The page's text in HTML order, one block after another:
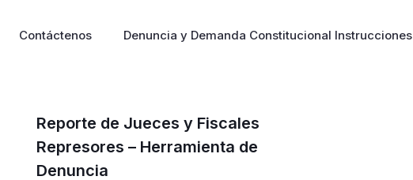
Contáctenos Denuncia y Demanda Constitucional Instrucciones
Reporte de Jueces y Fiscales
Represores – Herramienta de
Denuncia